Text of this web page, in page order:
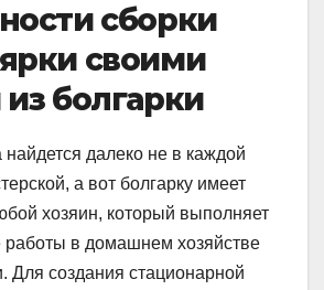
сборки
своими
болгарки
далеко не в каждой
а вот болгарку имеет
хозяин, который выполняет
в домашнем хозяйстве
Для создания стационарной